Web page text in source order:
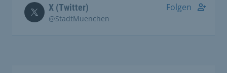
X (Twitter)
@StadtMuenchen
Folgen